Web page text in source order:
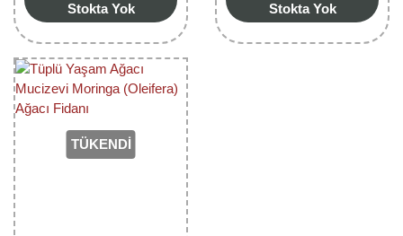
Stokta Yok
Stokta Yok
TÜKENDİ
Frenk Üzümü Fidanı
Girebolu Fidanı
Goji Berry Fidanı
Hünnap Fidanı